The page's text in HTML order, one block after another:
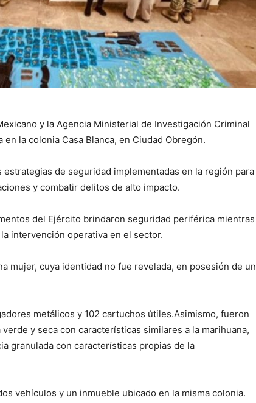
y la Agencia Ministerial de Investigación Criminal
la colonia Casa Blanca, en Ciudad Obregón.
de seguridad implementadas en la región para
y combatir delitos de alto impacto.
del Ejército brindaron seguridad periférica mientras
intervención operativa en el sector.
mujer, cuya identidad no fue revelada, en posesión de un
metálicos y 102 cartuchos útiles.Asimismo, fueron
y seca con características similares a la marihuana,
granulada con características propias de la
vehículos y un inmueble ubicado en la misma colonia.